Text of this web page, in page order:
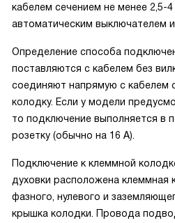
кабелем сечением не менее 2,5-
автоматическим выключателем
Определение способа
поставляются с кабелем без
соединяют напрямую с кабелем
колодку. Если у модели
то подключение выполняется в
розетку (обычно на 16 А).
Подключение к клеммной
духовки расположена клеммная
фазного, нулевого и
крышка колодки. Провода